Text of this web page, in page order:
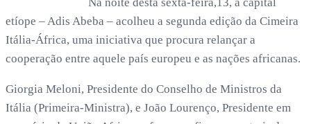
etíope – Adis Abeba – acolheu a segunda edição da Cimeira
Itália-África, uma iniciativa que procura relançar a
cooperação entre aquele país europeu e as nações africanas.
Giorgia Meloni, Presidente do Conselho de Ministros da
Itália (Primeira-Ministra), e João Lourenço, Presidente em